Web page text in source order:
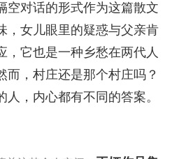
空对话的形式作为这篇散文
，女儿眼里的疑惑与父亲肯
，它也是一种乡愁在两代人
而，村庄还是那个村庄吗？
，内心都有不同的答案。